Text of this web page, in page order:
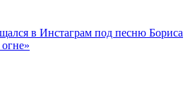
в Инстаграм под песню Бориса